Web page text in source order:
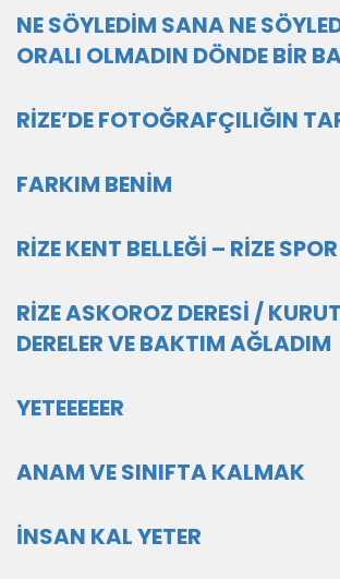
NE SÖYLEDİM SANA NE
ORALI OLMADIN DÖNDE BİR
RİZE’DE FOTOĞRAFÇILIĞIN
FARKIM BENİM
RİZE KENT BELLEĞİ – RİZE
RİZE ASKOROZ DERESİ /
DERELER VE BAKTIM AĞLADIM
YETEEEEER
ANAM VE SINIFTA KALMAK
İNSAN KAL YETER